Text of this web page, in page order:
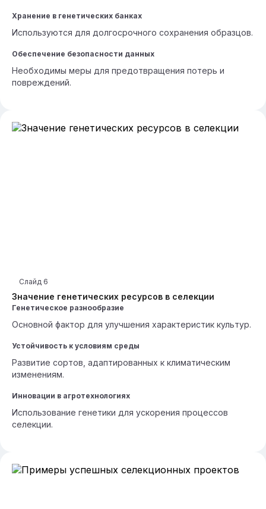
Хранение в генетических банках
Используются для долгосрочного сохранения образцов.
Обеспечение безопасности данных
Необходимы меры для предотвращения потерь и
повреждений.
Значение генетических ресурсов в селекции
Слайд 6
Генетическое разнообразие
Основной фактор для улучшения характеристик культур.
Устойчивость к условиям среды
Развитие сортов, адаптированных к климатическим
изменениям.
Инновации в агротехнологиях
Использование генетики для ускорения процессов
селекции.